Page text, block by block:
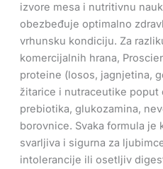
izvore mesa i nutritivnu
obezbeđuje optimalno
vrhunsku kondiciju. Za
komercijalnih hrana,
proteine (losos, jagnjetina,
žitarice i nutraceutike poput
prebiotika, glukozamina,
borovnice. Svaka formula je
svarljiva i sigurna za
intolerancije ili osetljiv